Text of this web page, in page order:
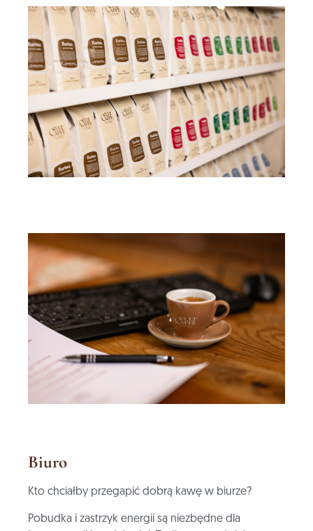
Biuro
Kto chciałby przegapić dobrą kawę w biurze?
Pobudka i zastrzyk energii są niezbędne dla